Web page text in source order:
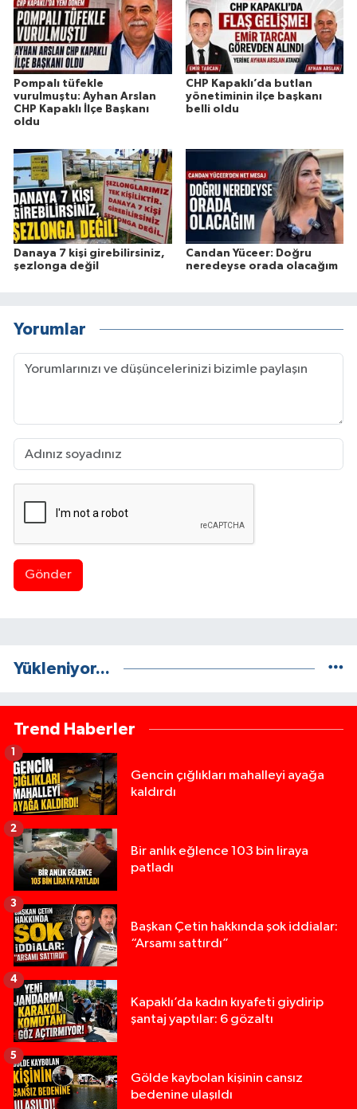
Pompalı tüfekle
vurulmuştu: Ayhan Arslan
CHP Kapaklı İlçe Başkanı
oldu
CHP Kapaklı’da butlan
yönetiminin ilçe başkanı
belli oldu
Danaya 7 kişi girebilirsiniz,
şezlonga değil
Candan Yüceer: Doğru
neredeyse orada olacağım
Yorumlar
Gönder
Yükleniyor...
Trend Haberler
Gencin çığlıkları mahalleyi ayağa
kaldırdı
1
Bir anlık eğlence 103 bin liraya
patladı
2
Başkan Çetin hakkında şok iddialar:
“Arsamı sattırdı”
3
Kapaklı’da kadın kıyafeti giydirip
şantaj yaptılar: 6 gözaltı
4
Gölde kaybolan kişinin cansız
bedenine ulaşıldı
5